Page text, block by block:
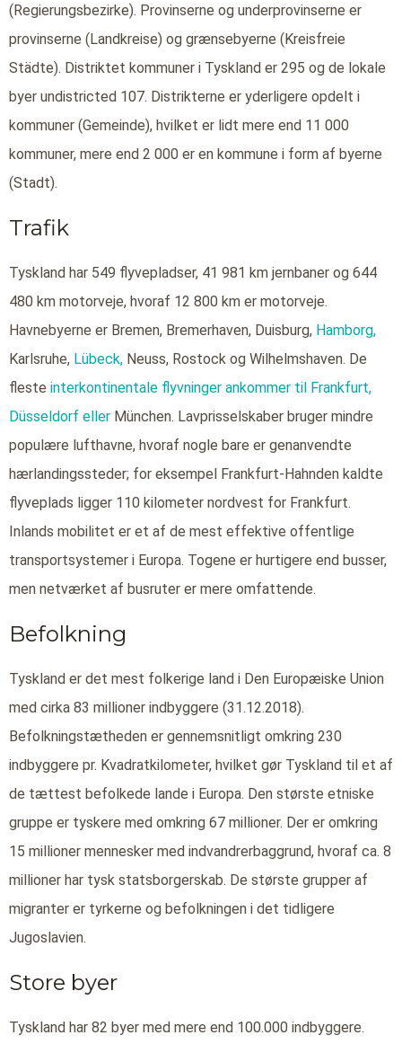
(Regierungsbezirke). Provinserne og underprovinserne er
provinserne (Landkreise) og grænsebyerne (Kreisfreie
Städte). Distriktet kommuner i Tyskland er 295 og de lokale
byer undistricted 107. Distrikterne er yderligere opdelt i
kommuner (Gemeinde), hvilket er lidt mere end 11 000
kommuner, mere end 2 000 er en kommune i form af byerne
(Stadt).
Trafik
Tyskland har 549 flyvepladser, 41 981 km jernbaner og 644
480 km motorveje, hvoraf 12 800 km er motorveje.
Havnebyerne er Bremen, Bremerhaven, Duisburg, Hamborg,
Karlsruhe, Lübeck, Neuss, Rostock og Wilhelmshaven. De
fleste interkontinentale flyvninger ankommer til Frankfurt,
Düsseldorf eller München. Lavprisselskaber bruger mindre
populære lufthavne, hvoraf nogle bare er genanvendte
hærlandingssteder; for eksempel Frankfurt-Hahnden kaldte
flyveplads ligger 110 kilometer nordvest for Frankfurt.
Inlands mobilitet er et af de mest effektive offentlige
transportsystemer i Europa. Togene er hurtigere end busser,
men netværket af busruter er mere omfattende.
Befolkning
Tyskland er det mest folkerige land i Den Europæiske Union
med cirka 83 millioner indbyggere (31.12.2018).
Befolkningstætheden er gennemsnitligt omkring 230
indbyggere pr. Kvadratkilometer, hvilket gør Tyskland til et af
de tættest befolkede lande i Europa. Den største etniske
gruppe er tyskere med omkring 67 millioner. Der er omkring
15 millioner mennesker med indvandrerbaggrund, hvoraf ca. 8
millioner har tysk statsborgerskab. De største grupper af
migranter er tyrkerne og befolkningen i det tidligere
Jugoslavien.
Store byer
Tyskland har 82 byer med mere end 100.000 indbyggere.